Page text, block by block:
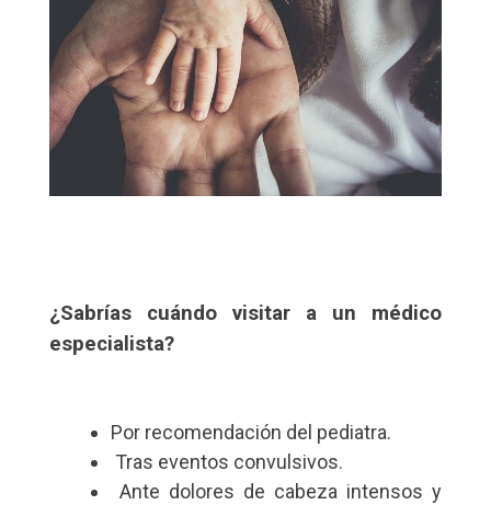
¿Sabrías cuándo visitar a un médico
especialista?
Por recomendación del pediatra.
Tras eventos convulsivos.
Ante dolores de cabeza intensos y